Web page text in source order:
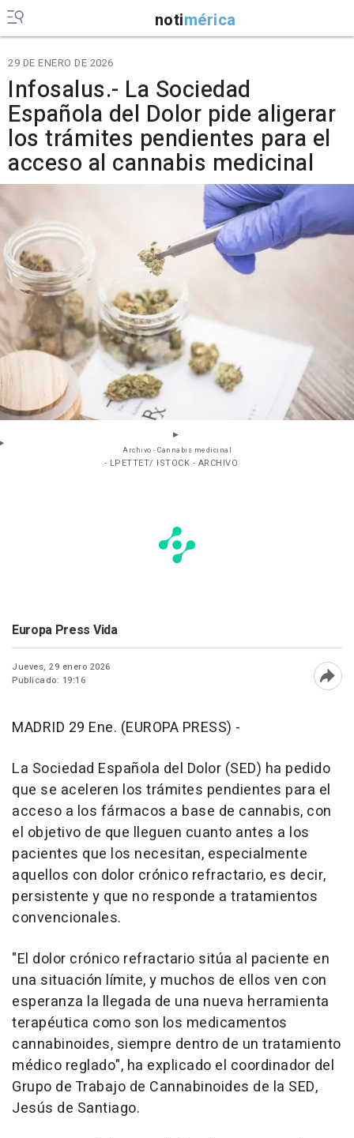
notimérica
29 DE ENERO DE 2026
Infosalus.- La Sociedad
Española del Dolor pide aligerar
los trámites pendientes para el
acceso al cannabis medicinal
Archivo - Cannabis medicinal
- LPETTET/ ISTOCK - ARCHIVO
Europa Press Vida
Jueves, 29 enero 2026
Publicado: 19:16
MADRID 29 Ene. (EUROPA PRESS) -
La Sociedad Española del Dolor (SED) ha pedido
que se aceleren los trámites pendientes para el
acceso a los fármacos a base de cannabis, con
el objetivo de que lleguen cuanto antes a los
pacientes que los necesitan, especialmente
aquellos con dolor crónico refractario, es decir,
persistente y que no responde a tratamientos
convencionales.
"El dolor crónico refractario sitúa al paciente en
una situación límite, y muchos de ellos ven con
esperanza la llegada de una nueva herramienta
terapéutica como son los medicamentos
cannabinoides, siempre dentro de un tratamiento
médico reglado", ha explicado el coordinador del
Grupo de Trabajo de Cannabinoides de la SED,
Jesús de Santiago.